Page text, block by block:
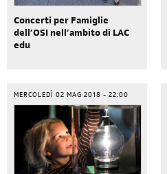
Concerti per Famiglie
dell’OSI nell’ambito di LAC
edu
MERCOLEDÌ 02 MAG 2018 - 22:00